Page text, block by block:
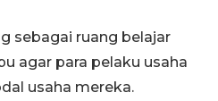
sebagai ruang belajar
agar para pelaku usaha
usaha mereka.